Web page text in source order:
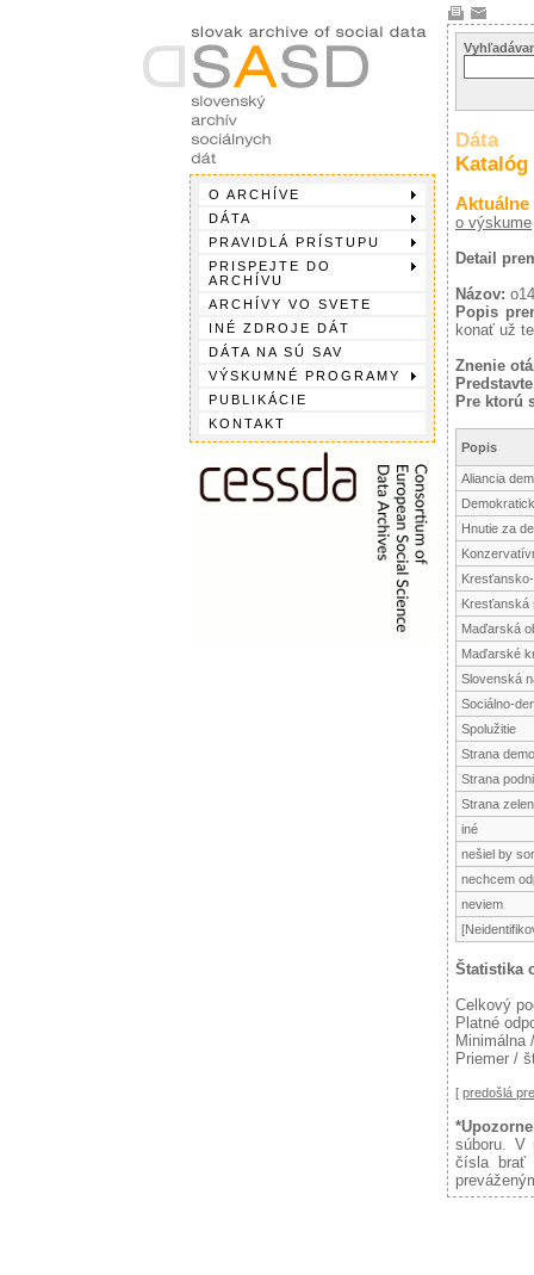
O ARCHÍVE
DÁTA
PRAVIDLÁ PRÍSTUPU
PRISPEJTE DO
ARCHÍVU
ARCHÍVY VO SVETE
INÉ ZDROJE DÁT
DÁTA NA SÚ SAV
VÝSKUMNÉ PROGRAMY
PUBLIKÁCIE
KONTAKT
Dáta
Katalóg
Aktuálne
o výskume
Detail
Názov: o14
Popis
konať už
Znenie
Pre ktorú
Popis
Aliancia
Hnutie za
Kresťanská
Maďarská
Maďarské
Slovenská
Sociálno-
Spolužitie
Strana
Strana
Strana
iné
nešiel by
nechcem
neviem
Štatistika
Celkový
Platné
Minimálna
Priemer /
[ predošlá
súboru. V
čísla brať